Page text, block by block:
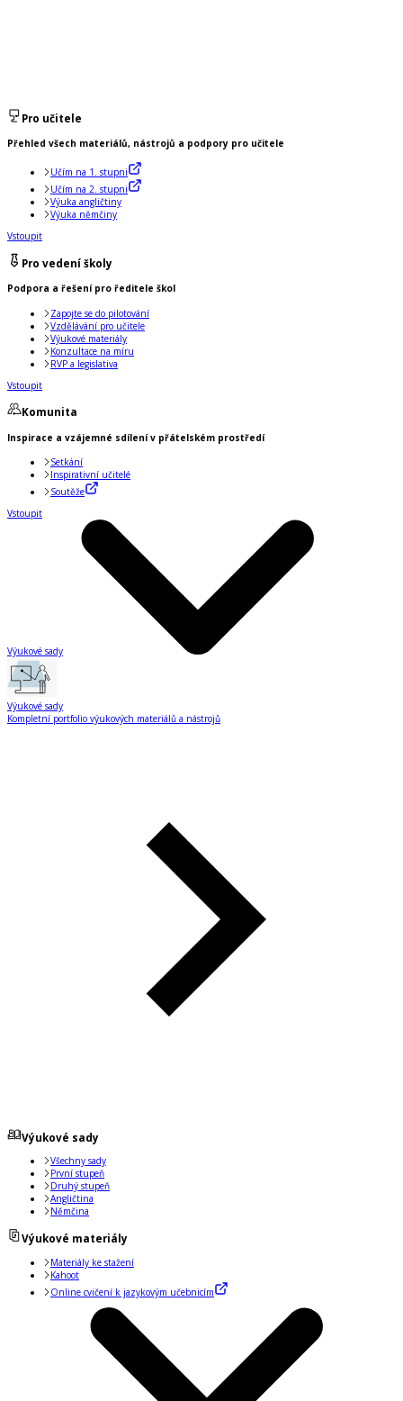
Pro učitele
Přehled všech materiálů, nástrojů a podpory pro učitele
Učím na 1. stupni
Učím na 2. stupni
Výuka angličtiny
Výuka němčiny
Vstoupit
Pro vedení školy
Podpora a řešení pro ředitele škol
Zapojte se do pilotování
Vzdělávání pro učitele
Výukové materiály
Konzultace na míru
RVP a legislativa
Vstoupit
Komunita
Inspirace a vzájemné sdílení v přátelském prostředí
Setkání
Inspirativní učitelé
Soutěže
Vstoupit
Výukové sady
Výukové sady
Kompletní portfolio výukových materiálů a nástrojů
Výukové sady
Všechny sady
První stupeň
Druhý stupeň
Angličtina
Němčina
Výukové materiály
Materiály ke stažení
Kahoot
Online cvičení k jazykovým učebnicím